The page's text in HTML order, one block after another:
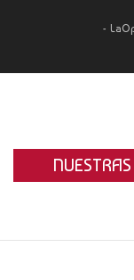
LA OPALINA